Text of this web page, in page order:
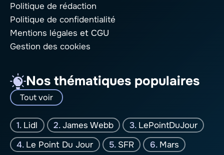
Politique de rédaction
Politique de confidentialité
Mentions légales et CGU
Gestion des cookies
Nos thématiques populaires
Tout voir
Lidl James Webb
LePointDuJour
Le Point Du Jour
SFR
Mars